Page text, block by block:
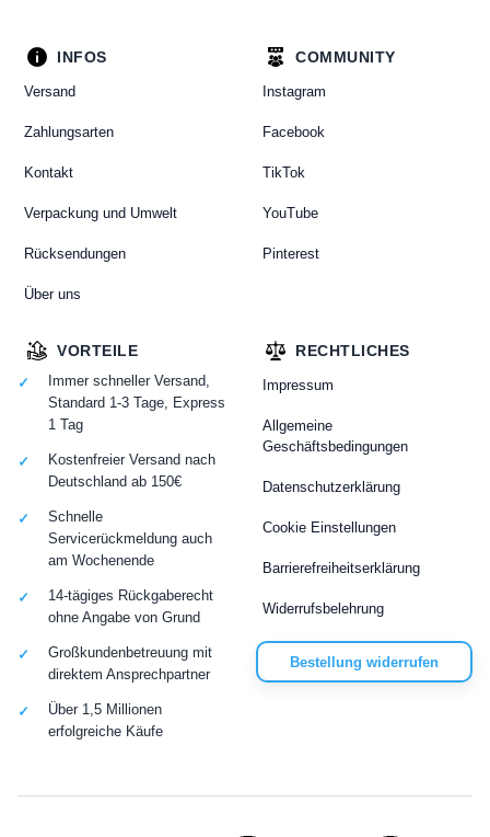
INFOS
Versand
Zahlungsarten
Kontakt
Verpackung und Umwelt
Rücksendungen
Über uns
COMMUNITY
Instagram
Facebook
TikTok
YouTube
Pinterest
RECHTLICHES
Impressum
Allgemeine
Geschäftsbedingungen
Datenschutzerklärung
Cookie Einstellungen
Barrierefreiheitserklärung
Widerrufsbelehrung
Bestellung widerrufen
VORTEILE
Immer schneller Versand,
Standard 1-3 Tage, Express
1 Tag
Kostenfreier Versand nach
Deutschland ab 150€
Schnelle
Servicerückmeldung auch
am Wochenende
14-tägiges Rückgaberecht
ohne Angabe von Grund
Großkundenbetreuung mit
direktem Ansprechpartner
Über 1,5 Millionen
erfolgreiche Käufe